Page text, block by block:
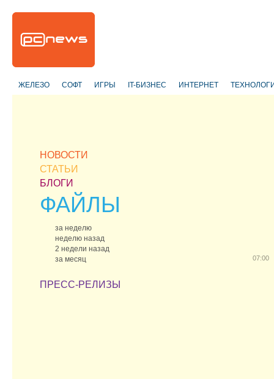
ЖЕЛЕЗО СОФТ ИГРЫ IT-БИЗНЕС ИНТЕРНЕТ
НОВОСТИ
СТАТЬИ
БЛОГИ
ФАЙЛЫ
за неделю
неделю назад
2 недели назад
за месяц
ПРЕСС-РЕЛИЗЫ
07:00